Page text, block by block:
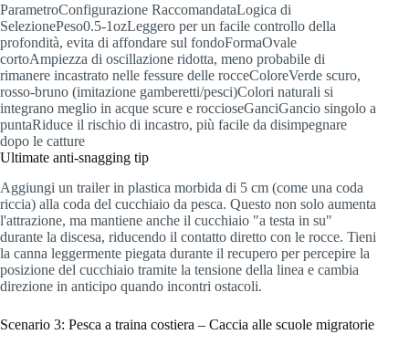
ParametroConfigurazione RaccomandataLogica di
SelezionePeso0.5-1ozLeggero per un facile controllo della
profondità, evita di affondare sul fondoFormaOvale
cortoAmpiezza di oscillazione ridotta, meno probabile di
rimanere incastrato nelle fessure delle rocceColoreVerde scuro,
rosso-bruno (imitazione gamberetti/pesci)Colori naturali si
integrano meglio in acque scure e roccioseGanciGancio singolo a
puntaRiduce il rischio di incastro, più facile da disimpegnare
dopo le catture
Ultimate anti-snagging tip
Aggiungi un trailer in plastica morbida di 5 cm (come una coda
riccia) alla coda del cucchiaio da pesca. Questo non solo aumenta
l'attrazione, ma mantiene anche il cucchiaio "a testa in su"
durante la discesa, riducendo il contatto diretto con le rocce. Tieni
la canna leggermente piegata durante il recupero per percepire la
posizione del cucchiaio tramite la tensione della linea e cambia
direzione in anticipo quando incontri ostacoli.
Scenario 3: Pesca a traina costiera – Caccia alle scuole migratorie